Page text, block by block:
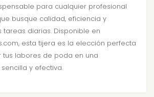
para cualquier profesional
busque calidad, eficiencia y
tareas diarias. Disponible en
esta tijera es la elección perfecta
tus labores de poda en una
y efectiva.